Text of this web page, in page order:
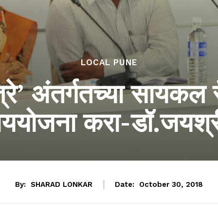
LOCAL PUNE
अंतर्गतच्या
करा-
By: SHARAD LONKAR Date: October 30, 2018